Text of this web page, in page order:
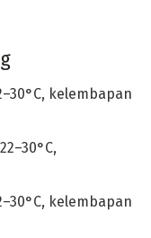
kelembapan
kelembapan